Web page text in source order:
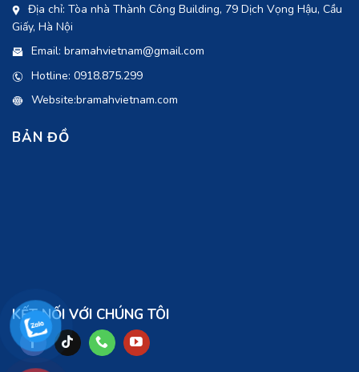
Địa chỉ: Tòa nhà Thành Công Building, 79 Dịch Vọng Hậu, Cầu
Giấy, Hà Nội
Email: bramahvietnam@gmail.com
Hotline: 0918.875.299
Website:bramahvietnam.com
BẢN ĐỒ
KẾT NỐI VỚI CHÚNG TÔI